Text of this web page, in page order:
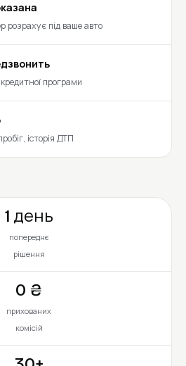
розрахує під ваше авто
програми
історія ДТП
1 день
попереднє
рішення
0 ₴
прихованих
комісій